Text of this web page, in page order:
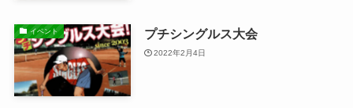
イベント プチシングルス大会
2022年2月4日